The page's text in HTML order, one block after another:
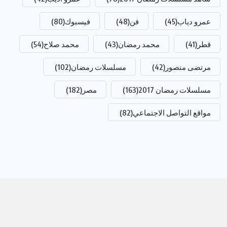
عمرو دياب(45) فن(48) فيسبوك(80)
قطر (41) محمد رمضان(43) محمد صلاح(54)
مرتضى منصور (42) مسلسلات رمضان(102)
مسلسلات رمضان 2017 (163) مصر (182)
مواقع التواصل الاجتماعي(82)